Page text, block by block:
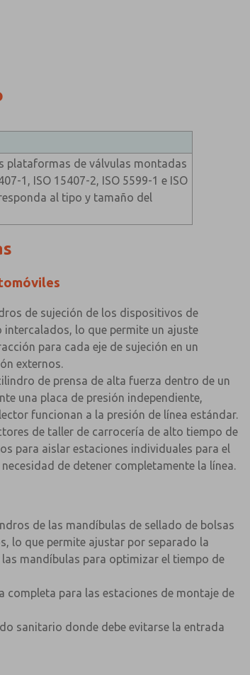
plataformas de válvulas montadas
1, ISO 15407-2, ISO 5599-1 e ISO
al tipo y tamaño del
de sujeción de los dispositivos de
lo que permite un ajuste
para cada eje de sujeción en un
externos.
de prensa de alta fuerza dentro de un
una placa de presión independiente,
funcionan a la presión de línea estándar.
de taller de carrocería de alto tiempo de
para aislar estaciones individuales para el
de detener completamente la línea.
de las mandíbulas de sellado de bolsas
lo que permite ajustar por separado la
mandíbulas para optimizar el tiempo de
completa para las estaciones de montaje de
sanitario donde debe evitarse la entrada